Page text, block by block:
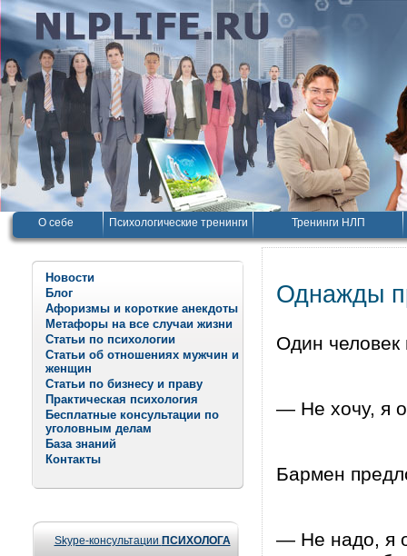
О себе Психологические тренинги Тренинги НЛП
Новости
Блог
Афоризмы и короткие анекдоты
Метафоры на все случаи жизни
Статьи по психологии
Статьи об отношениях мужчин и
женщин
Статьи по бизнесу и праву
Практическая психология
Бесплатные консультации по
уголовным делам
База знаний
Контакты
Skype-консультации ПСИХОЛОГА
Однажды
Один
— Не хочу, я
Бармен
— Не надо, я